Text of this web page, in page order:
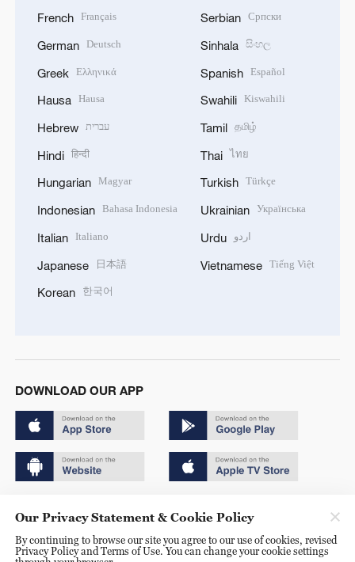
French Français
German Deutsch
Greek Ελληνικά
Hausa Hausa
Hebrew עברית
Hindi हिन्दी
Hungarian Magyar
Indonesian Bahasa Indonesia
Italian Italiano
Japanese 日本語
Korean 한국어
Serbian Српски
Sinhala සිංහල
Spanish Español
Swahili Kiswahili
Tamil தமிழ்
Thai ไทย
Turkish Türkçe
Ukrainian Українська
Urdu اردو
Vietnamese Tiếng Việt
DOWNLOAD OUR APP
京ICP备20000184号
京公网安备 11010502050052号
Our Privacy Statement & Cookie Policy
By continuing to browse our site you agree to our use of cookies, revised
Privacy Policy and Terms of Use. You can change your cookie settings